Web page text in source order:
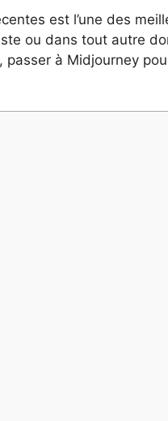
est l’une des
ou dans tout autre
passer à Midjourney